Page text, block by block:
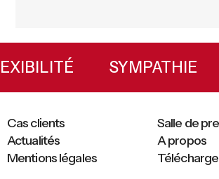
Primary
Sidebar
FLEXIBILITÉ SYMPATHIE
Mentions légales
Cas clients
Salle de
Actualités
A propos